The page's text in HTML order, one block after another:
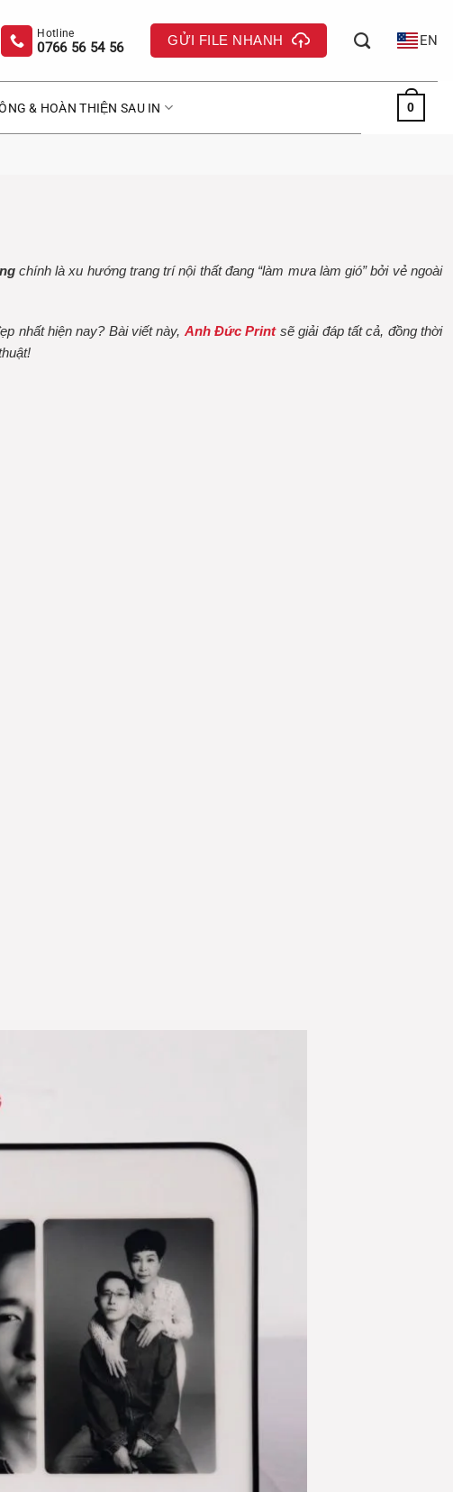
0766 56 54 56 GỬI FILE NHANH EN
& HOÀN THIỆN SAU IN 0
chính là xu hướng trang trí nội thất đang “làm mưa làm gió” bởi vẻ ngoài
nhất hiện nay? Bài viết này, Anh Đức Print sẽ giải đáp tất cả, đồng thời